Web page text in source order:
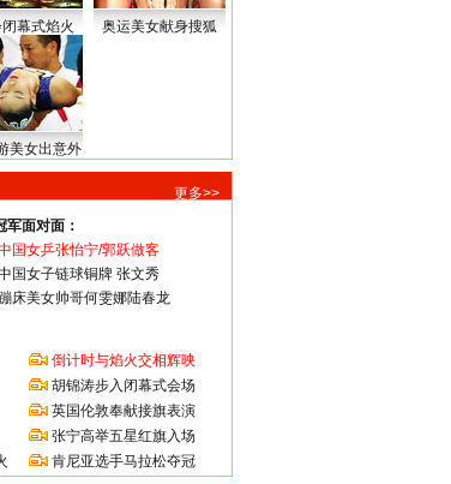
幕式焰火 奥运美女献身搜狐
美女出意外
更多>>
军面对面：
国女乒张怡宁/郭跃做客
国女子链球铜牌 张文秀
床美女帅哥何雯娜陆春龙
倒计时与焰火交相辉映
胡锦涛步入闭幕式会场
英国伦敦奉献接旗表演
张宁高举五星红旗入场
肯尼亚选手马拉松夺冠